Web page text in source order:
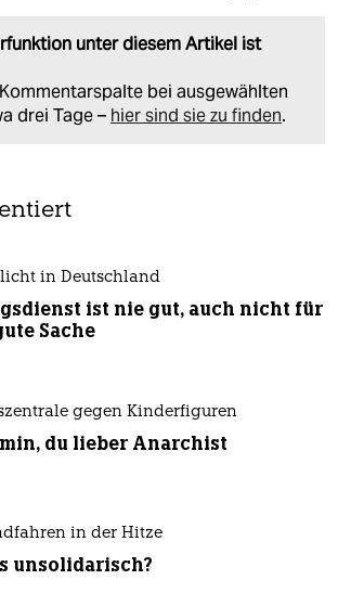
unter diesem Artikel ist
bei ausgewählten
drei Tage – hier sind sie zu finden.
in Deutschland
ist nie gut, auch nicht für
Sache
gegen Kinderfiguren
du lieber Anarchist
in der Hitze
unsolidarisch?